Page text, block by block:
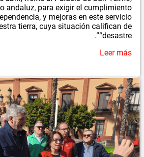
andaluz, para exigir el cumplimiento
y mejoras en este servicio
tierra, cuya situación califican de
“desastre”.
Leer más